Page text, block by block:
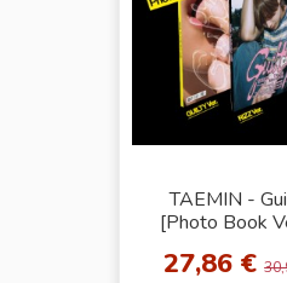
TAEMIN -
[Photo Book
27,86 €